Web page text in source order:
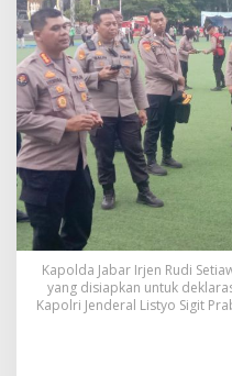
a
p
k
g
a
n
K
Kapolda Jabar Irjen Rudi
yang disiapkan untuk
Kapolri Jenderal Listyo Sigit